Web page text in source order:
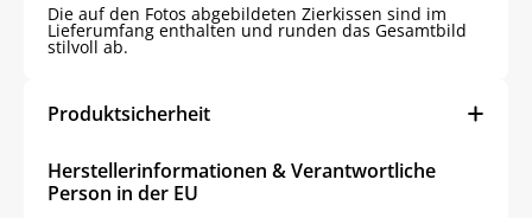
Die auf den Fotos abgebildeten Zierkissen sind im
Lieferumfang enthalten und runden das Gesamtbild
stilvoll ab.
Produktsicherheit
Herstellerinformationen & Verantwortliche
Person in der EU